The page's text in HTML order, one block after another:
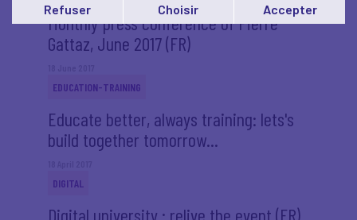
Monthly press conference of Pierre
Gattaz, June 2017 (FR)
EDUCATION-TRAINING
Educate better, always training: lets's
build together tomorrow...
DIGITAL
Digital university : relive the event (FR)
Refuser Choisir Accepter